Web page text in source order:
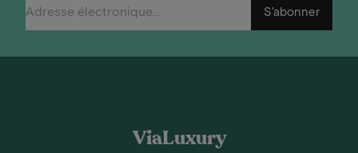
S'abonner
ViaLuxury